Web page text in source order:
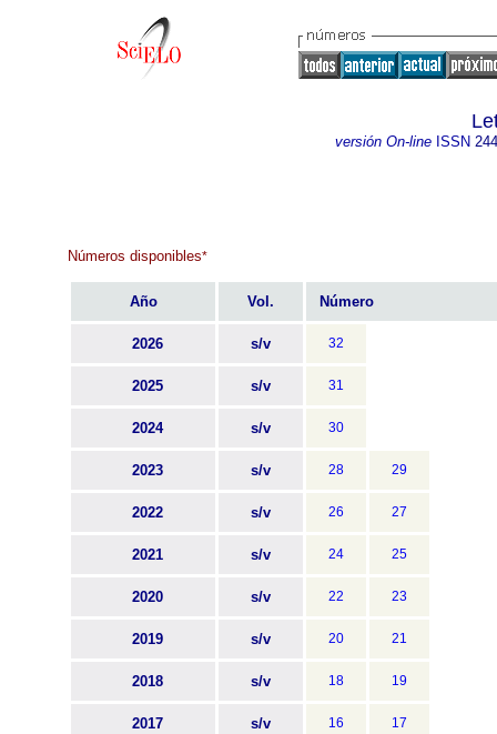
versión On-line ISSN
Números disponibles*
Año Vol. Número
2026 s/v 32
2025 s/v 31
2024 s/v 30
2023 s/v 28 29
2022 s/v 26 27
2021 s/v 24 25
2020 s/v 22 23
2019 s/v 20 21
2018 s/v 18 19
2017 s/v 16 17